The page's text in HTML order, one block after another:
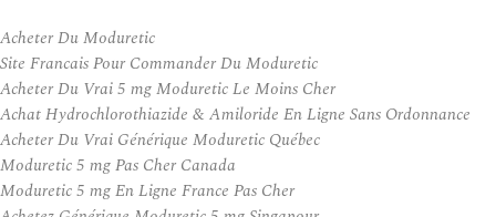
Acheter Du Moduretic
Site Francais Pour Commander Du Moduretic
Acheter Du Vrai 5 mg Moduretic Le Moins Cher
Achat Hydrochlorothiazide & Amiloride En Ligne Sans Ordonnance
Acheter Du Vrai Générique Moduretic Québec
Moduretic 5 mg Pas Cher Canada
Moduretic 5 mg En Ligne France Pas Cher